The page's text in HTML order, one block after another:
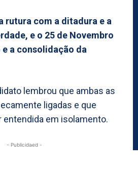
rutura com a ditadura e a
e o 25 de Novembro
a consolidação da
lembrou que ambas as
ligadas e que
entendida em isolamento.
- Publicidaed -